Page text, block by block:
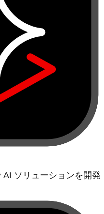
ソリューションを開発